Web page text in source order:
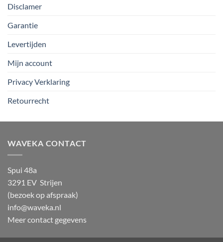
Disclamer
Garantie
Levertijden
Mijn account
Privacy Verklaring
Retourrecht
WAVEKA CONTACT
Spui 48a
3291 EV Strijen
(bezoek op afspraak)
info@waveka.nl
Meer contact gegevens